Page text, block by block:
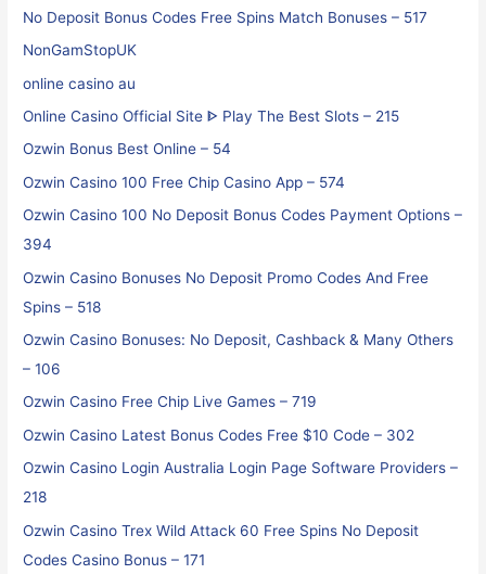
No Deposit Bonus Codes Free Spins Match Bonuses – 517
NonGamStopUK
online casino au
Online Casino Official Site ᐈ Play The Best Slots – 215
Ozwin Bonus Best Online – 54
Ozwin Casino 100 Free Chip Casino App – 574
Ozwin Casino 100 No Deposit Bonus Codes Payment Options –
394
Ozwin Casino Bonuses No Deposit Promo Codes And Free
Spins – 518
Ozwin Casino Bonuses: No Deposit, Cashback & Many Others
– 106
Ozwin Casino Free Chip Live Games – 719
Ozwin Casino Latest Bonus Codes Free $10 Code – 302
Ozwin Casino Login Australia Login Page Software Providers –
218
Ozwin Casino Trex Wild Attack 60 Free Spins No Deposit
Codes Casino Bonus – 171